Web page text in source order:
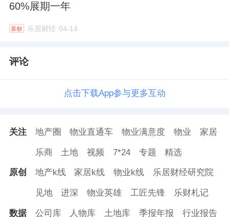
卖子可以解决一时的问题，但非长久之计，而
债务的窟窿也并非靠卖子就能堵上，唯有征求
由希望走出困境。
多笔债券成功得到展期。包括总额为7.47亿的3
元的“18阳光04”等等。
76亿元债务展期，包含三笔美元债、12.7亿元
购房尾款ABS、中票21阳光城MTN001利息等
境内外债。
60%展期一年
原创 乐居财经 04-14
评论
点击下载App参与更多互动
关注 地产圈 物业直通车 物业满意度 物业 家居
乐商 土地 视频 7*24 专题 精选
原创 地产k线 家居k线 物业k线 乐居财经研究院
见地 进深 物业英雄 工匠先锋 乐财札记
数据 公司库 人物库 土地库 季报年报 行业报告